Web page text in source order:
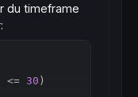
du timeframe
<= 30 )